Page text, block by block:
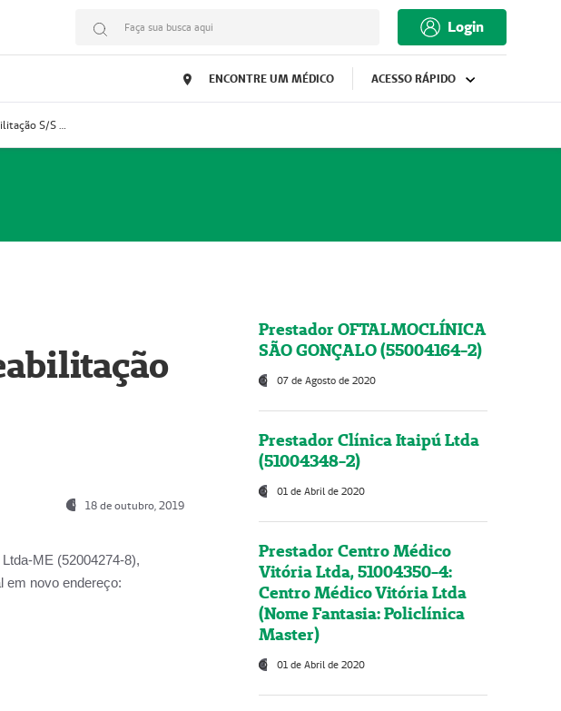
Faça sua busca aqui Login
ENCONTRE UM MÉDICO ACESSO RÁPIDO
Prestador CERPAM – Centro de Reabilitação S/S Ltda-ME (52004274-8)
18 de outubro, 2019
ME (52004274-8),
em novo endereço:
Prestador OFTALMOCLÍNICA
SÃO GONÇALO (55004164-2)
07 de Agosto de 2020
Prestador Clínica Itaipú Ltda
(51004348-2)
01 de Abril de 2020
Prestador Centro Médico
Vitória Ltda, 51004350-4:
Centro Médico Vitória Ltda
(Nome Fantasia: Policlínica
Master)
01 de Abril de 2020